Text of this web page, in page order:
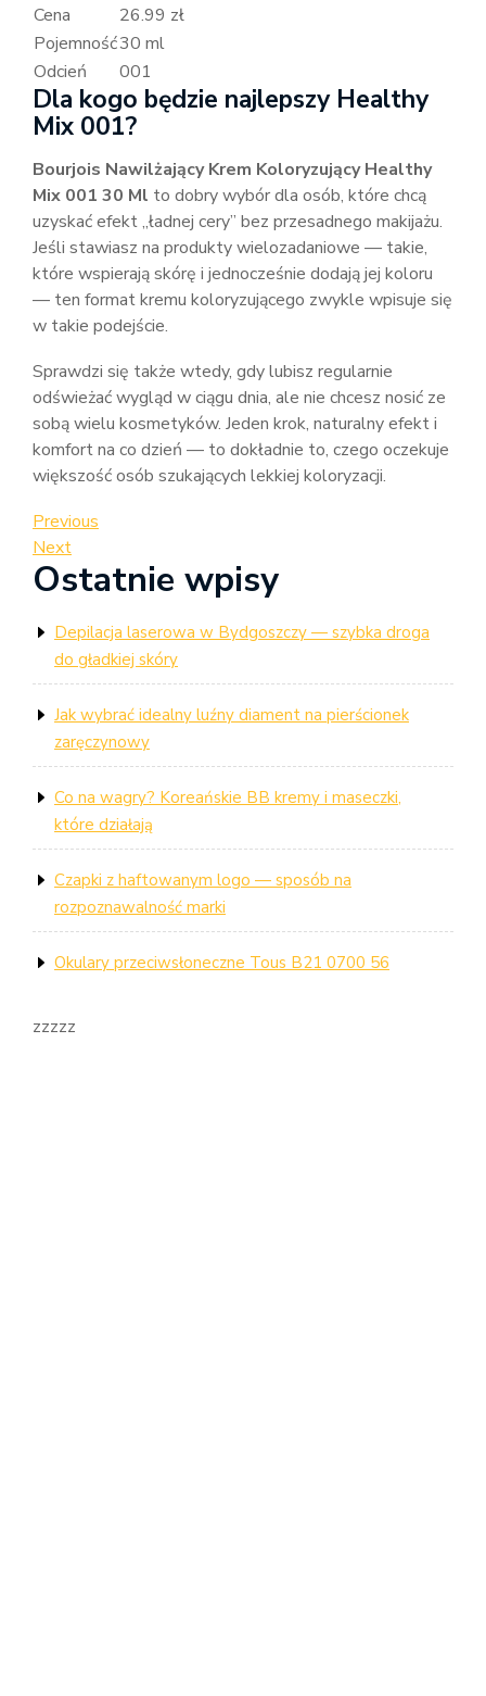
Cena
26.99 zł
Pojemność30 ml
Odcień
001
Dla kogo będzie najlepszy Healthy
Mix 001?
Bourjois Nawilżający Krem Koloryzujący Healthy
Mix 001 30 Ml to dobry wybór dla osób, które chcą
uzyskać efekt „ładnej cery” bez przesadnego makijażu.
Jeśli stawiasz na produkty wielozadaniowe — takie,
które wspierają skórę i jednocześnie dodają jej koloru
— ten format kremu koloryzującego zwykle wpisuje się
w takie podejście.
Sprawdzi się także wtedy, gdy lubisz regularnie
odświeżać wygląd w ciągu dnia, ale nie chcesz nosić ze
sobą wielu kosmetyków. Jeden krok, naturalny efekt i
komfort na co dzień — to dokładnie to, czego oczekuje
większość osób szukających lekkiej koloryzacji.
Nawigacja
wpisu
Previous
Post
Previous
Next
Post
Next
Ostatnie wpisy
Depilacja laserowa w Bydgoszczy — szybka droga
do gładkiej skóry
Jak wybrać idealny luźny diament na pierścionek
zaręczynowy
Co na wagry? Koreańskie BB kremy i maseczki,
które działają
Czapki z haftowanym logo — sposób na
rozpoznawalność marki
Okulary przeciwsłoneczne Tous B21 0700 56
zzzzz